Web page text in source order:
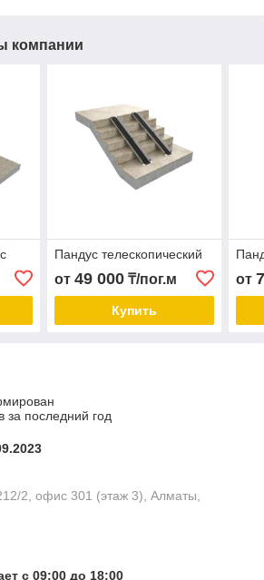
компании
Пандус телескопический
от 49 000₸/пог.м
Купить
от
за последний год
2, офис 301 (этаж 3), Алматы,
с 09:00 до 18:00